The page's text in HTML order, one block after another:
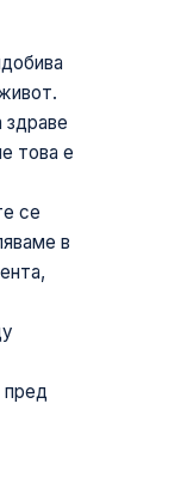
здраве
това е
се
в
пред